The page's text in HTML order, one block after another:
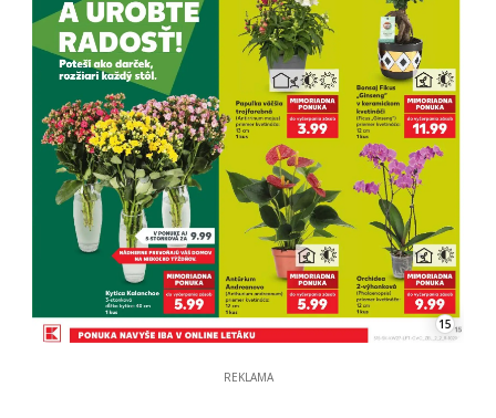
15
REKLAMA